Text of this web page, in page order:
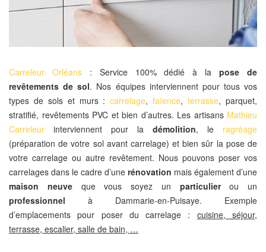
Carreleur Orléans: Service 100% dédié à lapose de
revêtements de sol. Nos équipes interviennent pour tous vos
types de sols et murs :carrelage,faïence,terrasse, parquet,
stratifié, revêtements PVC et bien d’autres. Les artisans Mathieu
Carreleur interviennent pour la démolition, le ragréage
(préparation de votre sol avant carrelage) et bien sûr la pose de
votre carrelage ou autre revêtement. Nous pouvons poser vos
carrelages dans le cadre d’une rénovation mais également d’une
maison neuveque vous soyez un particulierou un
professionnel à Dammarie-en-Puisaye. Exemple
d’emplacements pour poser du carrelage : cuisine, séjour,
terrasse, escalier, salle de bain, …